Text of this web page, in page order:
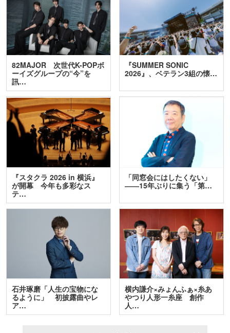
82MAJOR 次世代K-POPボ
ーイズグループの“今”を
訊…
『SUMMER SONIC
2026』、ベテラン3組の懐…
『スタクラ 2026 in 横浜』
が開幕 今年も多彩なス
テ…
「同窓会にはしたくない」
――15年ぶりに集う「第…
石井琢磨「人生の宝物にな
るように」 初披露曲やレ
ア…
横内謙介×みょんふぁ×糸あ
やつり人形一糸座 創作
人…